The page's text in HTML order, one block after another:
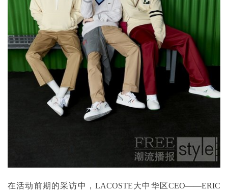
在活动前期的采访中，LACOSTE大中华区CEO——ERIC